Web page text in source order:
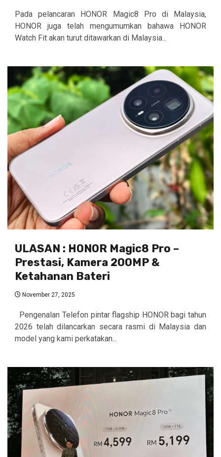
Pada pelancaran HONOR Magic8 Pro di Malaysia,
HONOR juga telah mengumumkan bahawa HONOR
Watch Fit akan turut ditawarkan di Malaysia...
ULASAN : HONOR Magic8 Pro –
Prestasi, Kamera 200MP &
Ketahanan Bateri
November 27, 2025
Pengenalan Telefon pintar flagship HONOR bagi tahun
2026 telah dilancarkan secara rasmi di Malaysia dan
model yang kami perkatakan...